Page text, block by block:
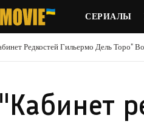
СЕРИАЛЫ
Редкостей Гильермо Дель Торо"
"Кабинет